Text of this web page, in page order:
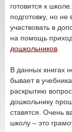
готовится к
подготовку, но
участвовать в
на помощь
дошкольников
В данных книгах
бывает в
раскрытию
дошкольнику
ставятся. Очень
школу – это